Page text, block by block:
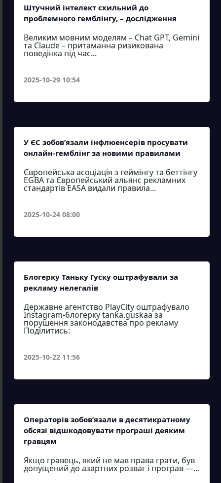
Штучний інтелект схильний до
проблемного гемблінгу, – дослідження
Великим мовним моделям – Chat GPT, Gemini
та Claude – притаманна ризикована
поведінка під час...
2025-10-29 10:54
У ЄС зобов’язали інфлюенсерів просувати
онлайн-гемблінг за новими правилами
Європейська асоціація з геймінгу та беттінгу
EGBA та Європейський альянс рекламних
стандартів EASA видали правила...
2025-10-24 08:00
Блогерку Таньку Гуску оштрафували за
рекламу нелегалів
Державне агентство PlayCity оштрафувало
Instagram-блогерку tanka.guskaa за
порушення законодавства про рекламу
Поділитись:
2025-10-22 11:56
Операторів зобов’язали в десятикратному
обсязі відшкодовувати програші деяким
гравцям
Якщо гравець, який не мав права грати, був
допущений до азартних розваг і програв —...